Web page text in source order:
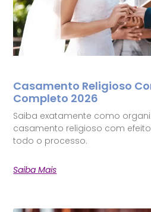
Casamento Religioso
Completo 2026
Saiba exatamente como
casamento religioso com
todo o processo.
Saiba Mais